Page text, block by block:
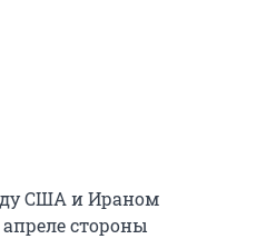
США и Ираном
апреле стороны